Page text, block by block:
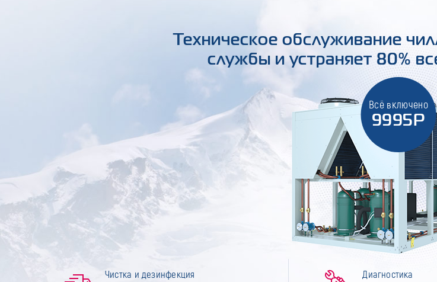
Техническое обслуживание
службы и устраняет 80%
Всё включено
9995Р
Чистка и дезинфекция
Диагностика